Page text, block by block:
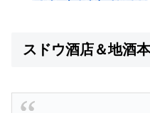
スドウ酒店＆地酒